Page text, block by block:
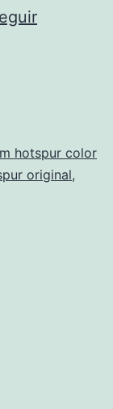
hotspur color
original,